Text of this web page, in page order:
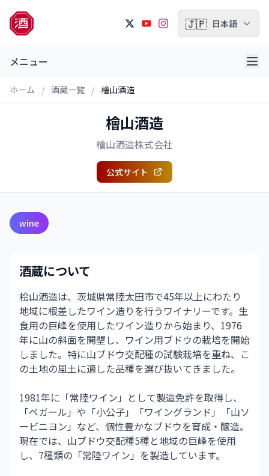
🇯🇵 日本語
メニュー
ホーム / 酒蔵一覧 / 檜山酒造
檜山酒造
檜山酒造株式会社
公式サイト
wine
酒蔵について
桧山酒造は、茨城県常陸太田市で45年以上にわたり
地域に根差したワイン造りを行うワイナリーです。生
食用の巨峰を使用したワイン造りから始まり、1976
年に山の斜面を開墾し、ワイン用ブドウの栽培を開始
しました。特に山ブドウ交配種の試験栽培を重ね、こ
の土地の風土に適した品種を選び抜いてきました。
1981年に「常陸ワイン」として製造免許を取得し、
「ペガール」や「小公子」「ワイングランド」「山ソ
ービニヨン」など、個性豊かなブドウを育成・醸造。
現在では、山ブドウ交配種5種と地域の巨峰を使用
し、7種類の「常陸ワイン」を製造しています。